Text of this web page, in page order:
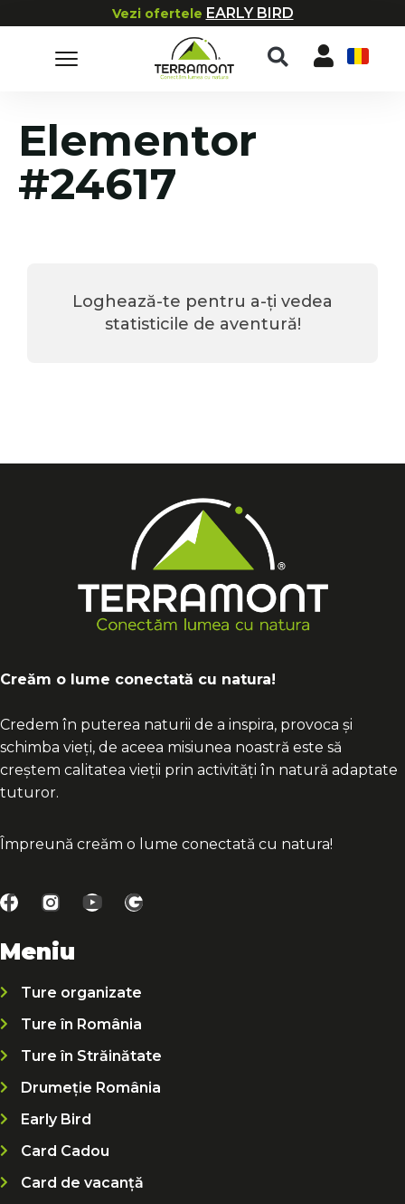
Vezi ofertele EARLY BIRD
Elementor
#24617
Loghează-te pentru a-ți vedea
statisticile de aventură!
Creăm o lume conectată cu natura!
Credem în puterea naturii de a inspira, provoca și
schimba vieți, de aceea misiunea noastră este să
creștem calitatea vieții prin activități în natură adaptate
tuturor.
Împreună creăm o lume conectată cu natura!
Meniu
Ture organizate
Ture în România
Ture în Străinătate
Drumeție România
Early Bird
Card Cadou
Card de vacanță